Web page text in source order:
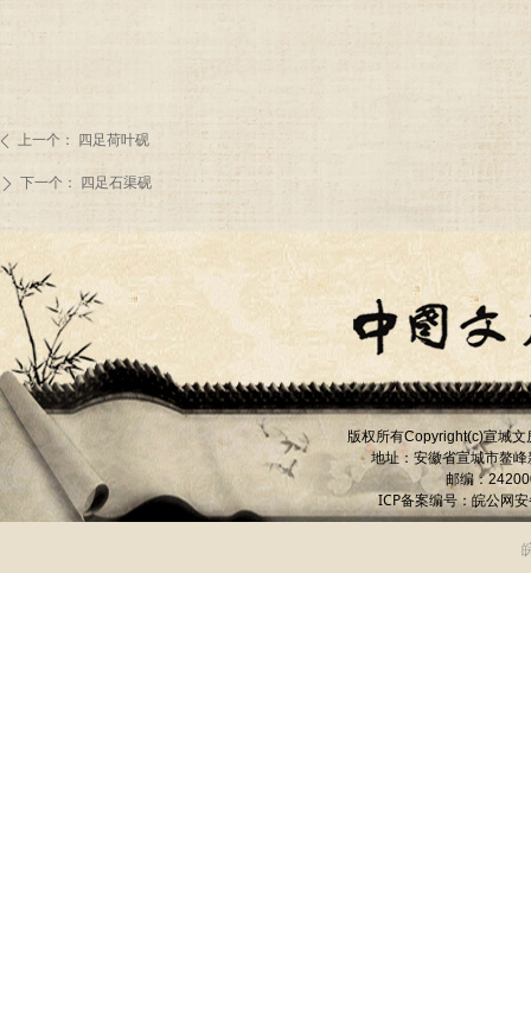
上一个： 四足荷叶砚
ꄲ 下一个： 四足石渠砚
版权所有Copyright(c)宣城文
地址：安徽省宣城市鳌峰
邮编：
ICP备案编号： 皖公网